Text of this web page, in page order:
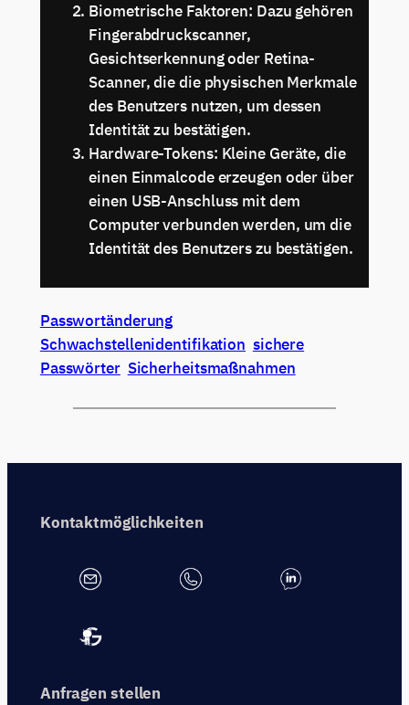
Biometrische Faktoren: Dazu gehören
Fingerabdruckscanner,
Gesichtserkennung oder Retina-
Scanner, die die physischen Merkmale
des Benutzers nutzen, um dessen
Identität zu bestätigen.
Hardware-Tokens: Kleine Geräte, die
einen Einmalcode erzeugen oder über
einen USB-Anschluss mit dem
Computer verbunden werden, um die
Identität des Benutzers zu bestätigen.
Passwortänderung
Schwachstellenidentifikation sichere
Passwörter Sicherheitsmaßnahmen
Kontaktmöglichkeiten
Anfragen stellen